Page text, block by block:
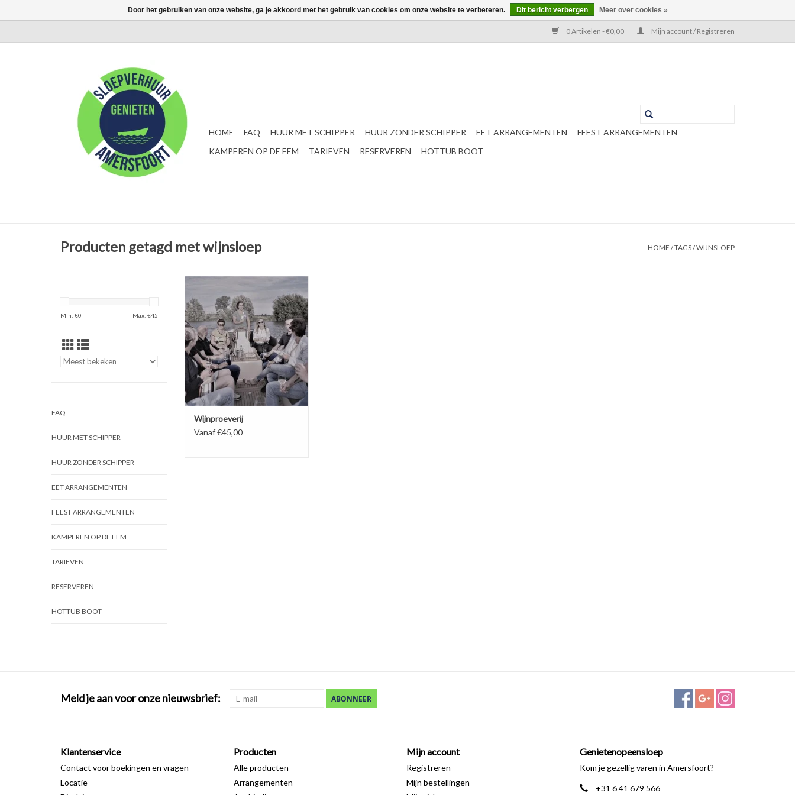
0 Artikelen - €0,00 Mijn account / Registreren
HOME FAQ HUUR MET SCHIPPER HUUR ZONDER SCHIPPER EET ARRANGEMENTEN
FEEST ARRANGEMENTEN
KAMPEREN OP DE EEM
TARIEVEN RESERVEREN HOTTUB BOOT
Producten getagd met wijnsloep HOME /TAGS/WIJNSLOEP
Min: €0 Max: €45
FAQ
HUUR MET SCHIPPER
HUUR ZONDER SCHIPPER
EET ARRANGEMENTEN
FEEST ARRANGEMENTEN
KAMPEREN OP DE EEM
TARIEVEN
RESERVEREN
HOTTUB BOOT
Een wijnproeverij beleven op een
unieke manier bij ons kan het...
BOEK NU!
Wijnproeverij
Vanaf €45,00
Meld je aan voor onze nieuwsbrief: ABONNEER
Klantenservice
Contact voor boekingen en vragen
Locatie
Producten
Alle producten
Arrangementen
Mijn account
Registreren
Mijn bestellingen
Genietenopeensloep
Kom je gezellig varen in Amersfoort?
+31 6 41 679 566
Door het gebruiken van onze website, ga je akkoord met het gebruik van cookies om onze website te verbeteren. Dit bericht verbergen Meer over cookies »